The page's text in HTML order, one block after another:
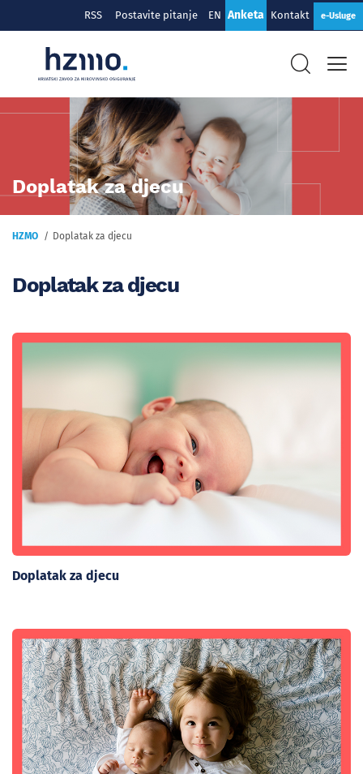
RSS Postavite pitanje EN Anketa Kontakt e-Usluge
Doplatak za djecu
HZMO Doplatak za djecu
Doplatak za djecu
Doplatak za djecu